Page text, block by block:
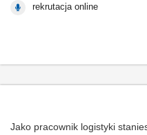
rekrutacja online
Jako pracownik logistyki